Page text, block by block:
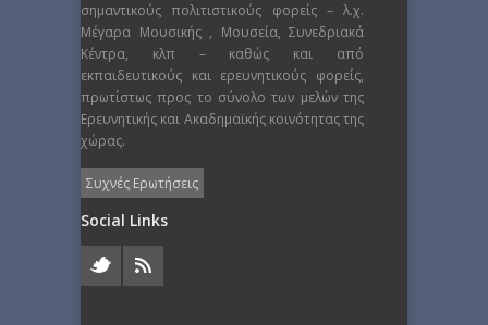
σημαντικούς πολιτιστικούς φορείς – λ.χ.
Μέγαρα Μουσικής , Μουσεία, Συνεδριακά
Κέντρα, κλπ – καθώς και από
εκπαιδευτικούς και ερευνητικούς φορείς,
πρωτίστως προς το σύνολο των μελών της
Ερευνητικής και Ακαδημαϊκής κοινότητας της
χώρας.
Συχνές Ερωτήσεις
Social Links